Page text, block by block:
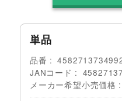
単品
品番
JANコード
メーカー希望小売価格